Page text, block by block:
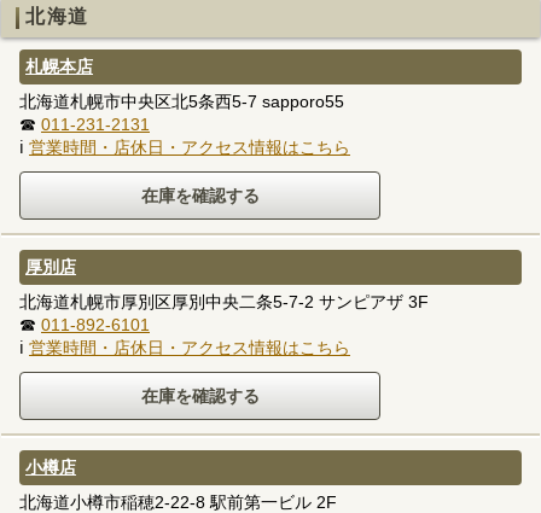
北海道
札幌本店
北海道札幌市中央区北5条西5-7 sapporo55
☎ 011-231-2131
ℹ 営業時間・店休日・アクセス情報はこちら
厚別店
北海道札幌市厚別区厚別中央二条5-7-2 サンピアザ 3F
☎ 011-892-6101
ℹ 営業時間・店休日・アクセス情報はこちら
小樽店
北海道小樽市稲穂2-22-8 駅前第一ビル 2F